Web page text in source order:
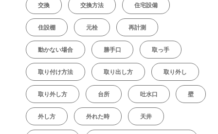
交換 交換方法 住宅設備
住設棚 元栓 再計測
動かない場合 勝手口 取っ手
取り付け方法 取り出し方 取り外し
取り外し方 台所 吐水口 壁
外し方 外れた時 天井